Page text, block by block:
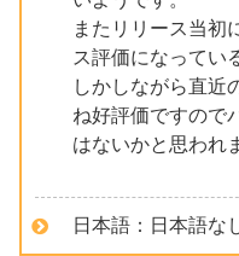
またリリース当初
ス評価になってい
しかしながら直近
ね好評価ですので
はないかと思われ
日本語：日本語な